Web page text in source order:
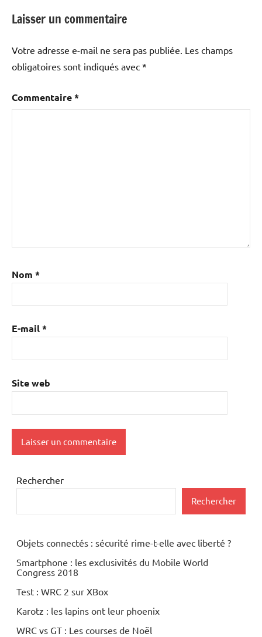
Laisser un commentaire
Votre adresse e-mail ne sera pas publiée. Les champs
obligatoires sont indiqués avec *
Commentaire*
Nom *
E-mail*
Site web
Rechercher
Rechercher
Objets connectés : sécurité rime-t-elle avec liberté ?
Smartphone : les exclusivités du Mobile World
Congress 2018
Test : WRC 2 sur XBox
Karotz : les lapins ont leur phoenix
WRC vs GT : Les courses de Noël